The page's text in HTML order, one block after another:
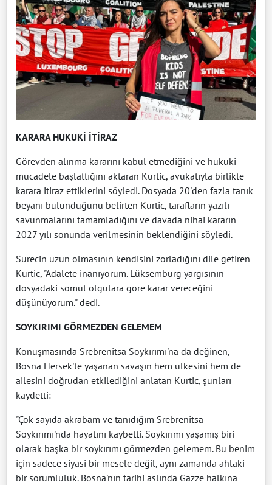
KARARA HUKUKİ İTİRAZ
Görevden alınma kararını kabul etmediğini ve hukuki
mücadele başlattığını aktaran Kurtic, avukatıyla birlikte
karara itiraz ettiklerini söyledi. Dosyada 20'den fazla tanık
beyanı bulunduğunu belirten Kurtic, tarafların yazılı
savunmalarını tamamladığını ve davada nihai kararın
2027 yılı sonunda verilmesinin beklendiğini söyledi.
Sürecin uzun olmasının kendisini zorladığını dile getiren
Kurtic, "Adalete inanıyorum. Lüksemburg yargısının
dosyadaki somut olgulara göre karar vereceğini
düşünüyorum." dedi.
SOYKIRIMI GÖRMEZDEN GELEMEM
Konuşmasında Srebrenitsa Soykırımı'na da değinen,
Bosna Hersek'te yaşanan savaşın hem ülkesini hem de
ailesini doğrudan etkilediğini anlatan Kurtic, şunları
kaydetti:
"Çok sayıda akrabam ve tanıdığım Srebrenitsa
Soykırımı'nda hayatını kaybetti. Soykırımı yaşamış biri
olarak başka bir soykırımı görmezden gelemem. Bu benim
için sadece siyasi bir mesele değil, aynı zamanda ahlaki
bir sorumluluk. Bosna'nın tarihi aslında Gazze halkına